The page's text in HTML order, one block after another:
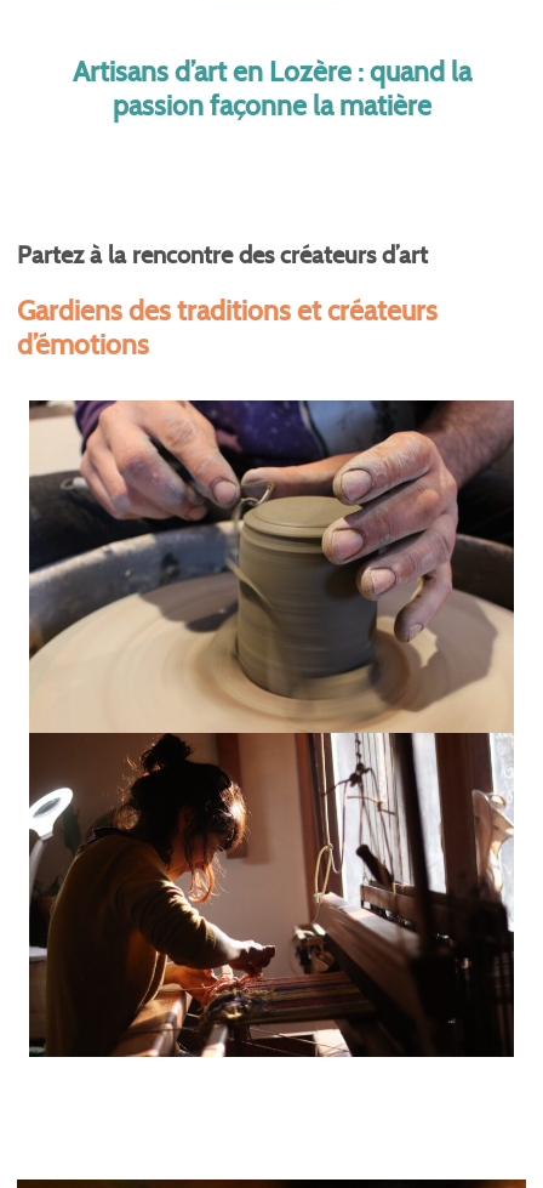
Artisans d’art en Lozère : quand la
passion façonne la matière
Partez à la rencontre des créateurs d’art
Gardiens des traditions et créateurs
d’émotions